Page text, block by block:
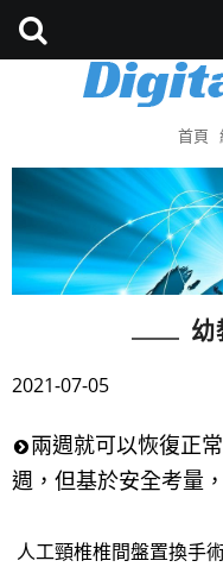
首頁
幼
2021-07-05
兩週就可以恢復正
週，但基於安全考量，
人工頸椎椎間盤置換手